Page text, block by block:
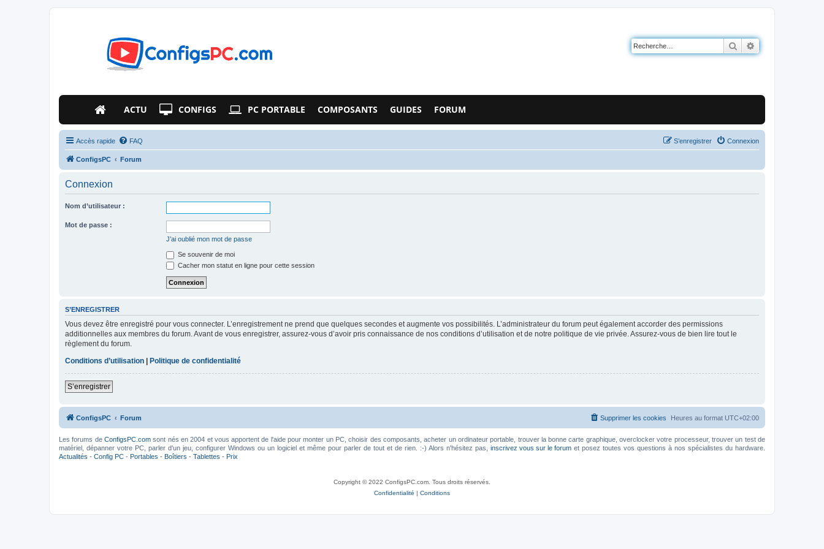
Rechercher
ACTU CONFIGS PC PORTABLE COMPOSANTS GUIDES FORUM
Accès rapide FAQ Connexion
S’enregistrer
ConfigsPC Forum
Connexion
Nom d’utilisateur :
Mot de passe :
J’ai oublié mon mot de passe
Se souvenir de moi
Cacher mon statut en ligne pour cette session
S’ENREGISTRER
Vous devez être enregistré pour vous connecter. L’enregistrement ne prend que quelques secondes et augmente vos possibilités. L’administrateur du forum peut également accorder des permissions
additionnelles aux membres du forum. Avant de vous enregistrer, assurez-vous d’avoir pris connaissance de nos conditions d’utilisation et de notre politique de vie privée. Assurez-vous de bien lire tout le
règlement du forum.
Conditions d’utilisation | Politique de confidentialité
S’enregistrer
ConfigsPC Forum Heures au format UTC+02:00
Supprimer les cookies
Les forums de ConfigsPC.comsont nés en 2004 et vous apportent de l'aide pour monter un PC, choisir des composants, acheter un ordinateur portable, trouver la bonne carte graphique, overclocker votre processeur, trouver un test de
matériel, dépanner votre PC, parler d'un jeu, configurer Windows ou un logiciel et même pour parler de tout et de rien. :-) Alors n'hésitez pas, inscrivez vous sur le forum et posez toutes vos questions à nos spécialistes du hardware.
Actualités - Config PC - Portables - Boîtiers - Tablettes - Prix
Copyright © 2022 ConfigsPC.com. Tous droits réservés.
Confidentialité | Conditions